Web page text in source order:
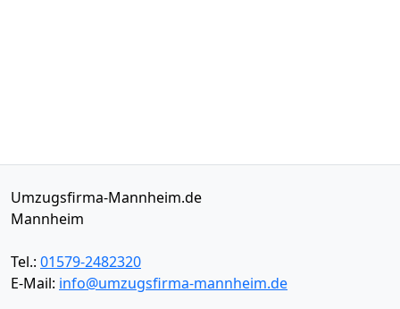
Umzugsfirma-Mannheim.de
Mannheim
Tel.: 01579-2482320
E-Mail: info@umzugsfirma-mannheim.de